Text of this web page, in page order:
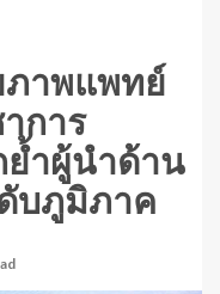
ภาพแพทย์
การ
ย้ำผู้นำด้าน
บภูมิภาค